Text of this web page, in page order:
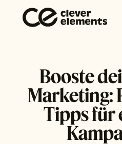
Booste
Marketing:
Tipps für